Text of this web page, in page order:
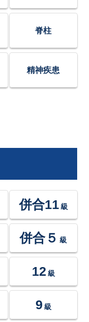
脊柱
精神疾患
併合11 級
併合５ 級
12 級
9 級